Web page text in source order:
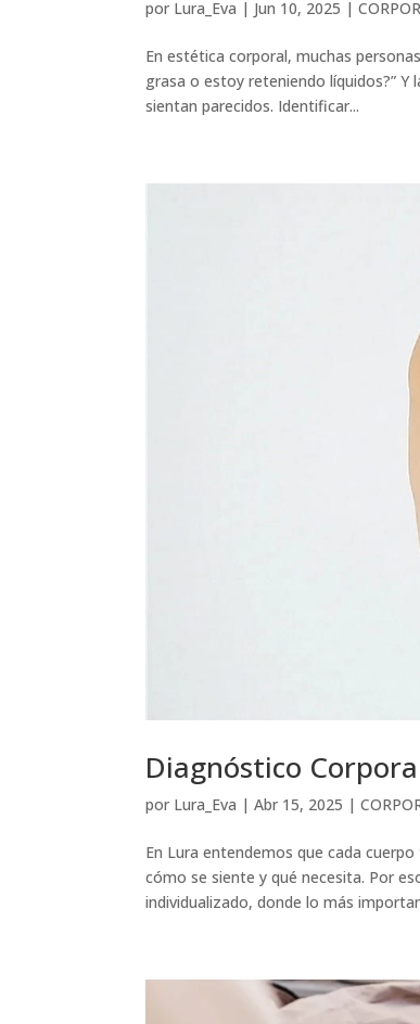
por Lura_Eva | Jun 10, 2025 |
En estética corporal, muchas
grasa o estoy reteniendo líquidos?”
sientan parecidos. Identificar...
Diagnóstico
por Lura_Eva |Abr 15, 2025 |
En Lura entendemos que cada
cómo se siente y qué necesita. Por
individualizado, donde lo más